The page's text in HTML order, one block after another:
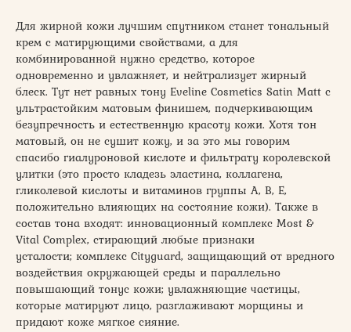
Для жирной кожи лучшим спутником станет тональный
крем с матирующими свойствами, а для
комбинированной нужно средство, которое
одновременно и увлажняет, и нейтрализует жирный
блеск. Тут нет равных тону Eveline Cosmetics Satin Matt с
ультрастойким матовым финишем, подчеркивающим
безупречность и естественную красоту кожи. Хотя тон
матовый, он не сушит кожу, и за это мы говорим
спасибо гиалуроновой кислоте и фильтрату королевской
улитки (это просто кладезь эластина, коллагена,
гликолевой кислоты и витаминов группы А, В, Е,
положительно влияющих на состояние кожи). Также в
состав тона входят: инновационный комплекс Most &
Vital Complex, стирающий любые признаки
усталости; комплекс Cityguard, защищающий от вредного
воздействия окружающей среды и параллельно
повышающий тонус кожи; увлажняющие частицы,
которые матируют лицо, разглаживают морщины и
придают коже мягкое сияние.